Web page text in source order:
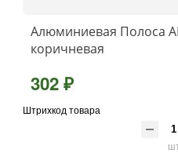
Алюминиевая Полоса
коричневая
302 ₽
Штрихкод товара